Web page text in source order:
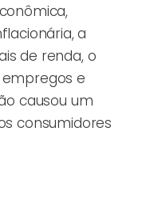
a
de renda, o
e
causou um
consumidores